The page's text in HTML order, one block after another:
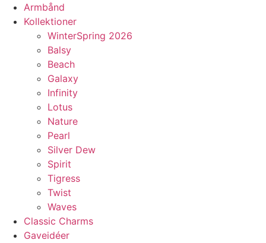
Armbånd
Kollektioner
WinterSpring 2026
Balsy
Beach
Galaxy
Infinity
Lotus
Nature
Pearl
Silver Dew
Spirit
Tigress
Twist
Waves
Classic Charms
Gaveidéer